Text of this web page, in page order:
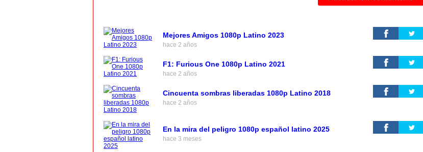
Mejores Amigos 1080p Latino 2023
hace 2 años
F1: Furious One 1080p Latino 2021
hace 2 años
Cincuenta sombras liberadas 1080p Latino 2018
hace 2 años
En la mira del peligro 1080p español latino 2025
hace 3 meses